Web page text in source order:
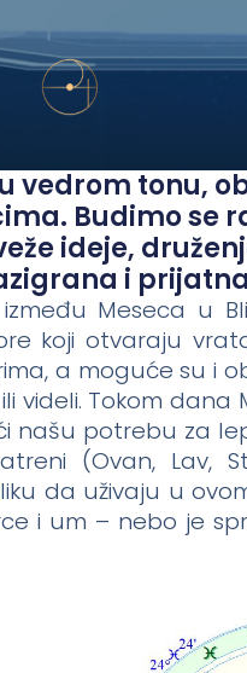
vedrom tonu,
Budimo se
ideje,
i
Meseca u
koji otvaraju
a moguće su i
videli. Tokom dana
našu potrebu za
(Ovan, Lav,
da uživaju u
i um – nebo je